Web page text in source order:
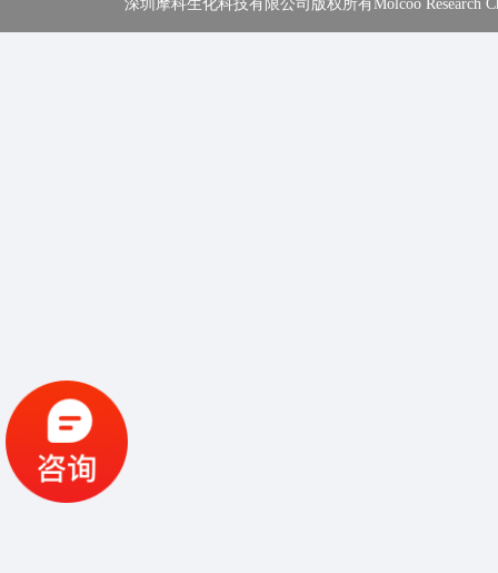
深圳摩科生化科技有限公司版权所有Molcoo Research